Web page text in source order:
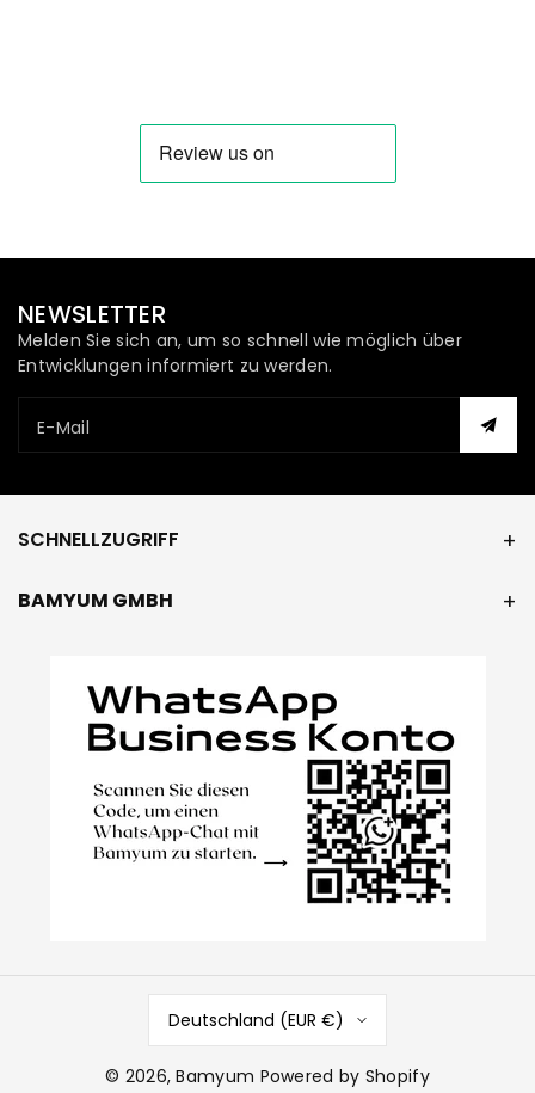
NEWSLETTER
Melden Sie sich an, um so schnell wie möglich über
Entwicklungen informiert zu werden.
E-Mail
SCHNELLZUGRIFF
BAMYUM GMBH
Deutschland (EUR €)
© 2026,Bamyum Powered by Shopify